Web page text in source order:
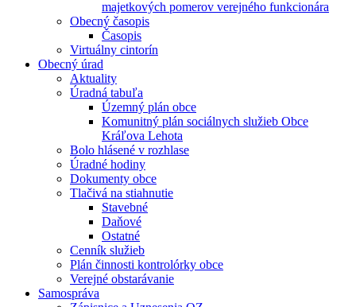
majetkových pomerov verejného funkcionára
Obecný časopis
Časopis
Virtuálny cintorín
Obecný úrad
Aktuality
Úradná tabuľa
Územný plán obce
Komunitný plán sociálnych služieb Obce
Kráľova Lehota
Bolo hlásené v rozhlase
Úradné hodiny
Dokumenty obce
Tlačivá na stiahnutie
Stavebné
Daňové
Ostatné
Cenník služieb
Plán činnosti kontrolórky obce
Verejné obstarávanie
Samospráva